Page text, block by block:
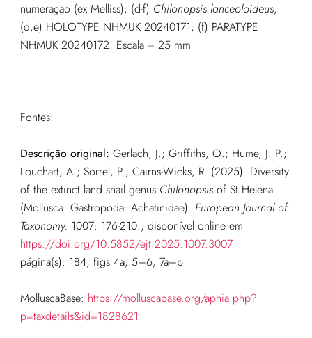
numeração (ex Melliss); (d-f) Chilonopsis lanceoloideus,
(d,e) HOLOTYPE NHMUK 20240171; (f) PARATYPE
NHMUK 20240172. Escala = 25 mm
Fontes:
Descrição original: Gerlach, J.; Griffiths, O.; Hume, J. P.;
Louchart, A.; Sorrel, P.; Cairns-Wicks, R. (2025). Diversity
of the extinct land snail genus Chilonopsisof St Helena
(Mollusca: Gastropoda: Achatinidae). European Journal of
Taxonomy. 1007: 176-210., disponível online em
https://doi.org/10.5852/ejt.2025.1007.3007
página(s): 184, figs 4a, 5–6, 7a–b
MolluscaBase: https://molluscabase.org/aphia.php?
p=taxdetails&id=1828621